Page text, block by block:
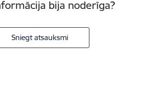
bija noderīga?
Sniegt atsauksmi